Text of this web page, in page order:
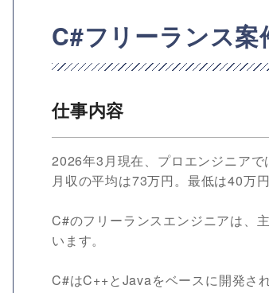
C#フリーランス
仕事内容
2026年3月現在、プロエンジニア
月収の平均は73万円。最低は40万
C#のフリーランスエンジニアは、
います。
C#はC++とJavaをベースに開発さ